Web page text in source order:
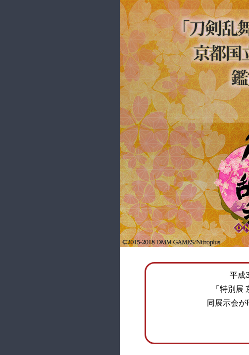
平成
「特別展
同展示会